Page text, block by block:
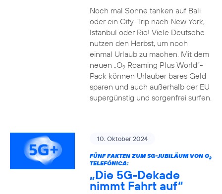
Noch mal Sonne tanken auf Bali
oder ein City-Trip nach New York,
Istanbul oder Rio! Viele Deutsche
nutzen den Herbst, um noch
einmal Urlaub zu machen. Mit dem
neuen „O2Roaming Plus World“-
Pack können Urlauber bares Geld
sparen und auch außerhalb der EU
supergünstig und sorgenfrei surfen.
10. Oktober 2024
FÜNF FAKTEN ZUM 5G-JUBILÄUM VON O2
TELEFÓNICA:
„Die 5G-Dekade
nimmt Fahrt auf“